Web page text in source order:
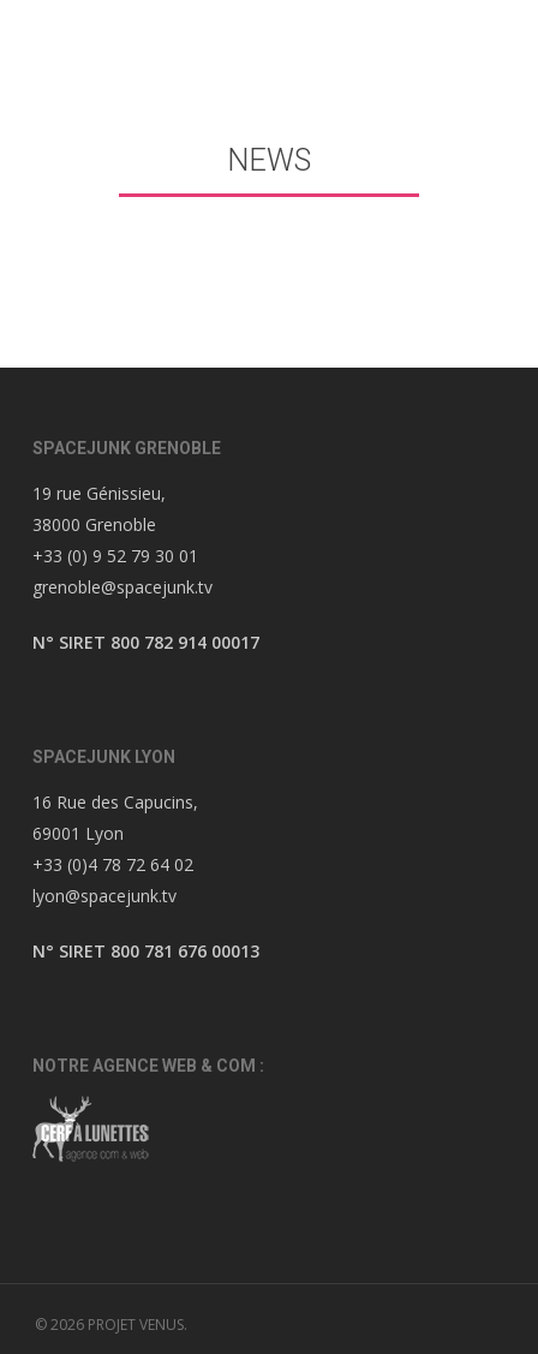
NEWS
SPACEJUNK GRENOBLE
19 rue Génissieu,
38000 Grenoble
+33 (0) 9 52 79 30 01
grenoble@spacejunk.tv
N° SIRET 800 782 914 00017
SPACEJUNK LYON
16 Rue des Capucins,
69001 Lyon
+33 (0)4 78 72 64 02
lyon@spacejunk.tv
N° SIRET 800 781 676 00013
NOTRE AGENCE WEB & COM :
© 2026 PROJET VENUS.